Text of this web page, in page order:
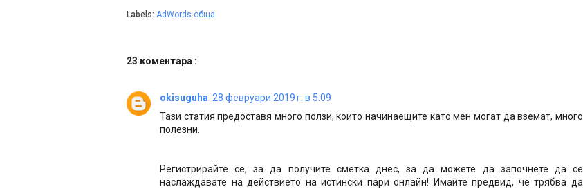
Labels: AdWords обща
23 коментара :
okisuguha 28 февруари 2019 г. в 5:09
Тази статия предоставя много ползи, които начинаещите като мен могат да вземат, много
полезни.
Регистрирайте се, за да получите сметка днес, за да можете да започнете да се
наслаждавате на действието на истински пари онлайн! Имайте предвид, че трябва да